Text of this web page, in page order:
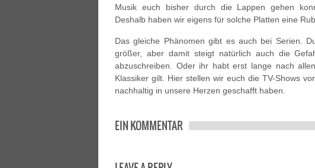
Musik euch bisher durch die Lappen gehen
Deshalb haben wir eigens für solche Platten eine
Das gleiche Phänomen gibt es auch bei Serien.
größer, aber damit steigt natürlich auch die
abzuschreiben. Oder ihr habt erst lange nach
Klassiker gilt. Hier stellen wir euch die TV-Shows
nachhaltig in unsere Herzen geschafft haben.
EIN KOMMENTAR